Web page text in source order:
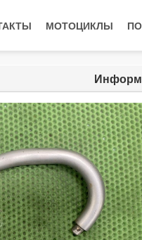
МОТОЦИКЛЫ